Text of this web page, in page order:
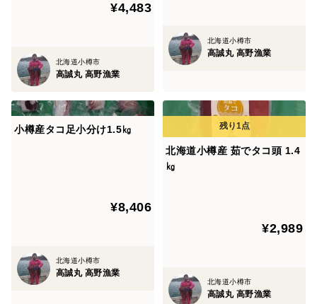
¥4,483
北海道小樽市
高誠丸 高野漁業
北海道小樽市
高誠丸 高野漁業
小樽産タコ足小分け1.5㎏
¥8,406
北海道小樽市
高誠丸 高野漁業
北海道小樽産 茹でタコ頭 1.4
㎏
¥2,989
北海道小樽市
高誠丸 高野漁業